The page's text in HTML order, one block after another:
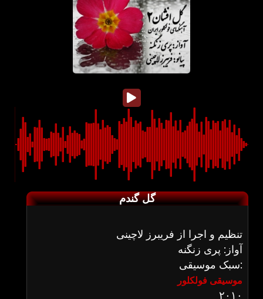
گل گندم
تنظیم و اجرا از فریبرز لاچینی
آواز: پری زنگنه
سبک موسیقی:
موسیقی فولکلور
۲۰۱۰